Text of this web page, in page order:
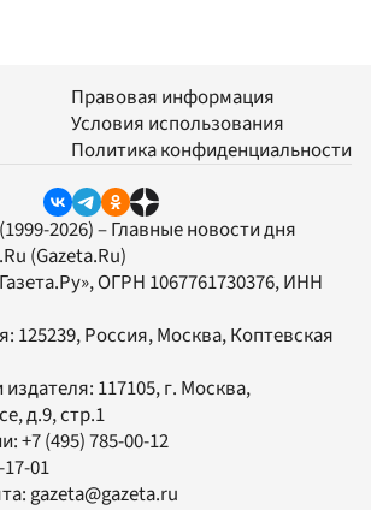
Правовая информация
Условия использования
Политика конфиденциальности
2026) – Главные новости дня
(Gazeta.Ru)
, ОГРН 1067761730376, ИНН
125239, Россия, Москва, Коптевская
издателя: 117105, г. Москва,
д.9, стр.1
+7 (495) 785-00-12
01
gazeta@gazeta.ru